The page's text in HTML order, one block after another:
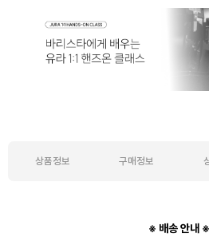
상품정보 구매정보
※ 배송 안내 ※